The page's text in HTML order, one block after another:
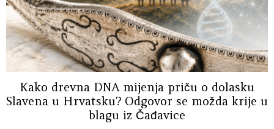
Kako drevna DNA mijenja priču o dolasku
Slavena u Hrvatsku? Odgovor se možda krije u
blagu iz Čađavice